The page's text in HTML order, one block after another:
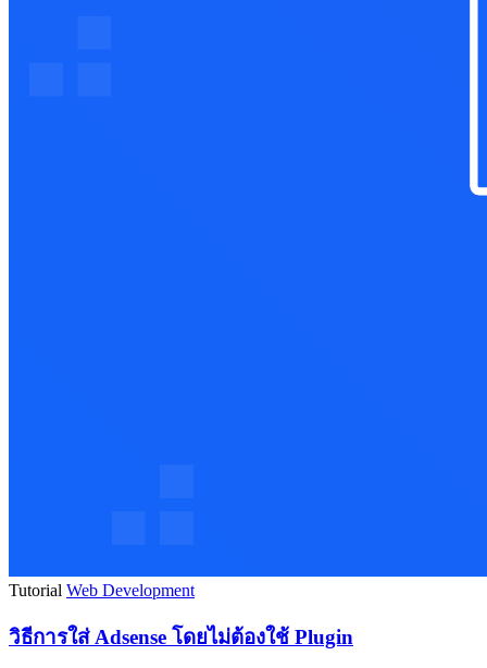
Tutorial Web Development
วิธีการใส่ Adsense โดยไม่ต้องใช้ Plugin